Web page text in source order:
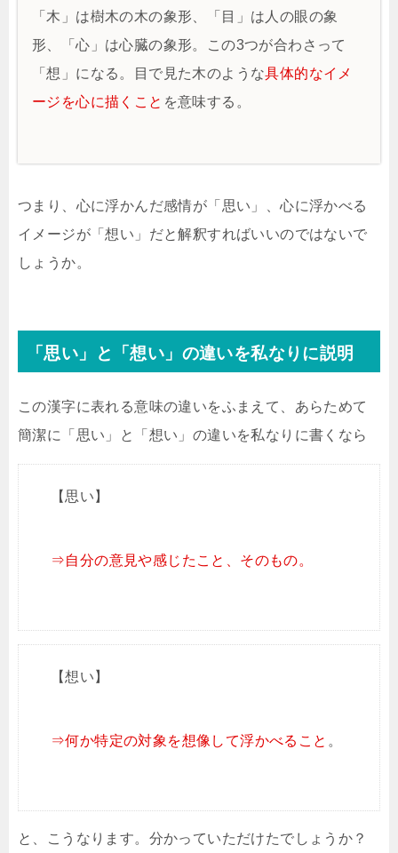
「木」は樹木の木の象形、「目」は人の眼の象
形、「心」は心臓の象形。この3つが合わさって
「想」になる。目で見た木のような具体的なイメ
ージを心に描くこと を意味する。
つまり、心に浮かんだ感情が「思い」、心に浮かべる
イメージが「想い」だと解釈すればいいのではないで
しょうか。
「思い」と「想い」の違いを私なりに説明
この漢字に表れる意味の違いをふまえて、あらためて
簡潔に「思い」と「想い」の違いを私なりに書くなら
【思い】
⇒自分の意見や感じたこと、そのもの。
【想い】
⇒何か特定の対象を想像して浮かべること 。
と、こうなります。分かっていただけたでしょうか？